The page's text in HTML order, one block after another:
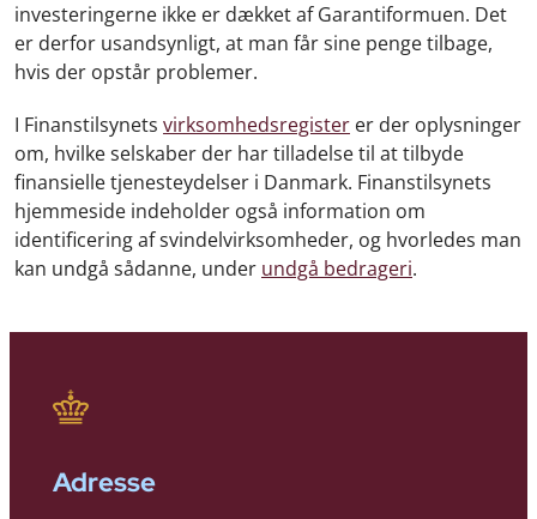
investeringerne ikke er dækket af Garantiformuen. Det
er derfor usandsynligt, at man får sine penge tilbage,
hvis der opstår problemer.
I Finanstilsynets virksomhedsregister er der oplysninger
om, hvilke selskaber der har tilladelse til at tilbyde
finansielle tjenesteydelser i Danmark. Finanstilsynets
hjemmeside indeholder også information om
identificering af svindelvirksomheder, og hvorledes man
kan undgå sådanne, under undgå bedrageri.
Adresse